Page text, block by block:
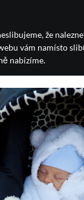
že
vám namísto
nabízíme.